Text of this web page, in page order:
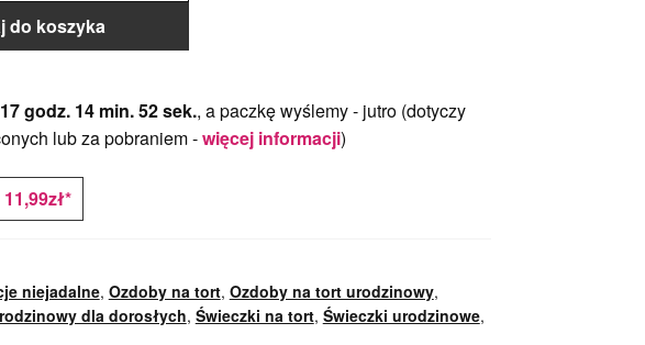
do koszyka
17 godz. 14 min. 51 sek., a paczkę wyślemy - jutro(dotyczy
lub za pobraniem -więcej informacji)
11,99zł*
niejadalne, Ozdoby na tort, Ozdoby na tort urodzinowy,
dla dorosłych, Świeczki na tort, Świeczki urodzinowe,